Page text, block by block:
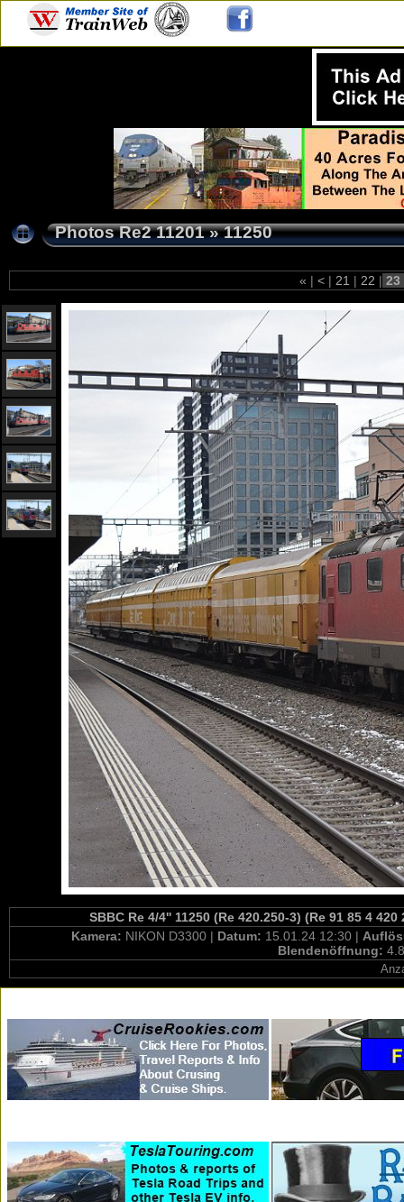
Photos Re2 11201»11250
« | < | 21 | 22 | 23
SBBC Re 4/4'' 11250 (Re 420.250-3) (Re 91 85 4
Kamera: NIKON D3300 | Datum: 15.01.24 12:30 |
Blendenöffnung: